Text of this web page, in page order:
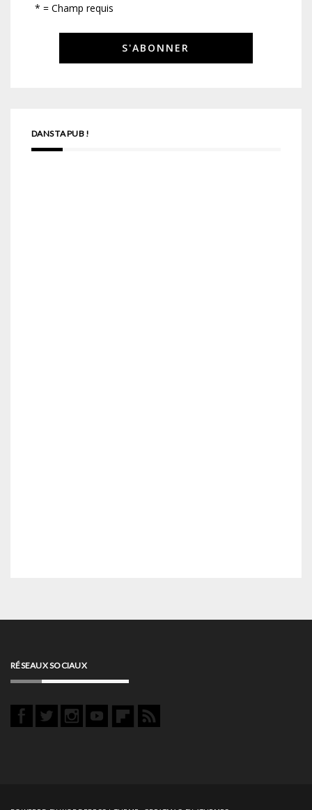
* = Champ requis
DANS TA PUB !
RÉSEAUX SOCIAUX